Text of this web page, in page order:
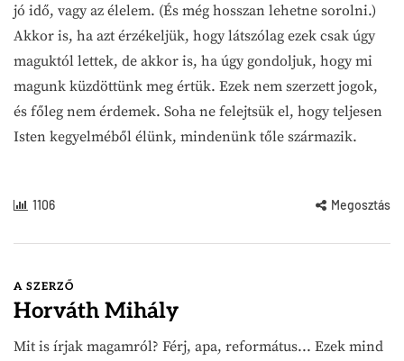
jó idő, vagy az élelem. (És még hosszan lehetne sorolni.)
Akkor is, ha azt érzékeljük, hogy látszólag ezek csak úgy
maguktól lettek, de akkor is, ha úgy gondoljuk, hogy mi
magunk küzdöttünk meg értük. Ezek nem szerzett jogok,
és főleg nem érdemek. Soha ne felejtsük el, hogy teljesen
Isten kegyelméből élünk, mindenünk tőle származik.
1106 Megosztás
A SZERZŐ
Horváth Mihály
Mit is írjak magamról? Férj, apa, református... Ezek mind